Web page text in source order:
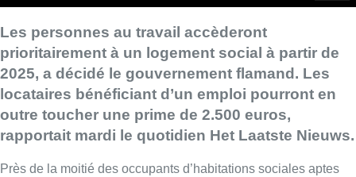
reçu le feu vert du gouvernement flamand pour instaurer des
restrictions d’accès aux logements sociaux, dans l’objectif de
“stimuler” ces personnes à trouver un emploi. Un ou une
candidate qui travaille accèdera ainsi prioritairement à un
logement soumis à un tarif social à partir du 1erjanvier 2025.
Selon M. Diependaele, le système actuel décourage la
recherche d’un emploi parce que les personnes bénéficiant
d’un tel logement peuvent voir leur loyer augmenter si leurs
revenus s’accroissent.